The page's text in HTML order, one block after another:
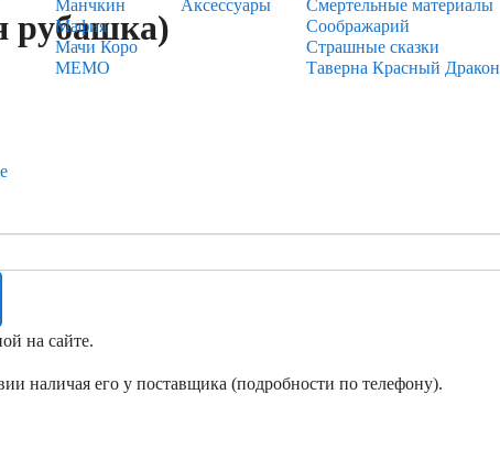
Аксессуары
Манчкин
Мафия
Мачи Коро
МЕМО
Смертельные материалы
Соображарий
Страшные сказки
Таверна Красный Дракон
рубашка)
на сайте.
наличая его у поставщика (подробности по телефону).